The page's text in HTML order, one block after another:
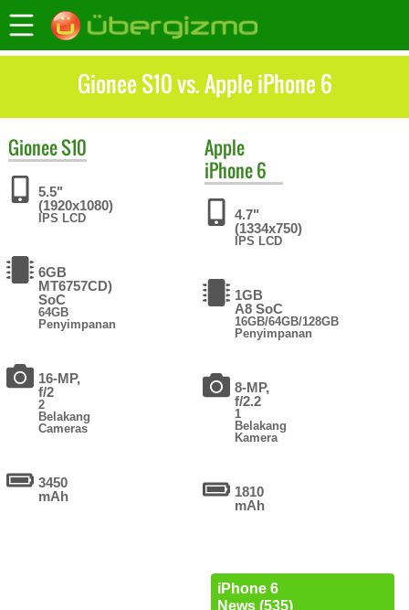
Gionee S10 vs. Apple iPhone 6
GioneeS10
5.5"
(1920x1080)
IPS LCD
6GB
MT6757CD)
SoC
64GB
Penyimpanan
16-MP,
f/2
2
Belakang
Cameras
3450
mAh
Apple
iPhone 6
4.7"
(1334x750)
IPS LCD
1GB
A8 SoC
16GB/64GB/128GB
Penyimpanan
8-MP,
f/2.2
1
Belakang
Kamera
1810
mAh
iPhone 6
News (535)